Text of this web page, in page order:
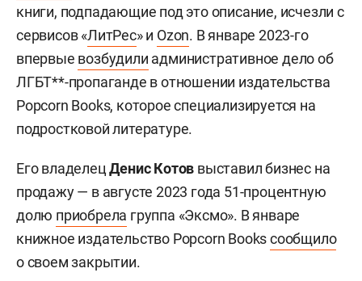
книги, подпадающие под это описание, исчезли с
сервисов «ЛитРес» и Ozon. В январе 2023-го
впервые возбудили административное дело об
ЛГБТ**-пропаганде в отношении издательства
Popcorn Books, которое специализируется на
подростковой литературе.
Его владелецДенис Котов выставил бизнес на
продажу — в августе 2023 года 51-процентную
долю приобрела группа «Эксмо». В январе
книжное издательство Popcorn Booksсообщило
о своем закрытии.